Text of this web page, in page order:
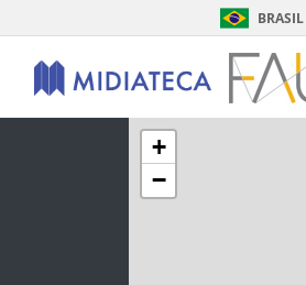
BRASIL
+
−